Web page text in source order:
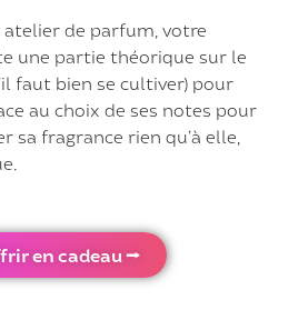
atelier de parfum, votre
une partie théorique sur le
faut bien se cultiver) pour
au choix de ses notes pour
sa fragrance rien qu’à elle,
en cadeau ⭢